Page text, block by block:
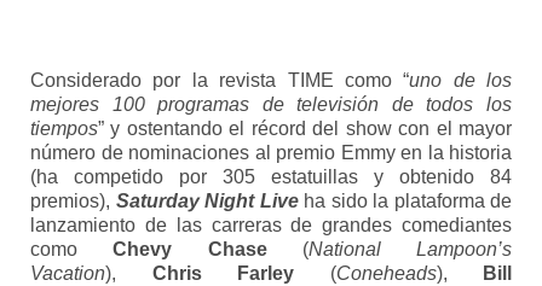
Considerado por la revista TIME como “uno de los
mejores 100 programas de televisión de todos los
tiempos” y ostentando el récord del show con el mayor
número de nominaciones al premio Emmy en la historia
(ha competido por 305 estatuillas y obtenido 84
premios), Saturday Night Liveha sido la plataforma de
lanzamiento de las carreras de grandes comediantes
comoChevy Chase (National Lampoon’s
Vacation), Chris Farley (Coneheads), Bill